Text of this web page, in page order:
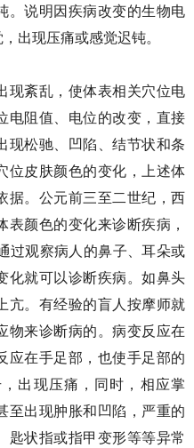
。说明因疾病改变的生物电
出现压痛或感觉迟钝。
紊乱，使体表相关穴位电
电阻值、电位的改变，直接
现松驰、凹陷、结节状和条
位皮肤颜色的变化，上述体
据。公元前三至二世纪，西
颜色的变化来诊断疾病，
过观察病人的鼻子、耳朵或
化就可以诊断疾病。如鼻头
亢。有经验的盲人按摩师就
物来诊断病的。病变反应在
应在手足部，也使手足部的
出现压痛，同时，相应掌
至出现肿胀和凹陷，严重的
匙状指或指甲变形等等异常